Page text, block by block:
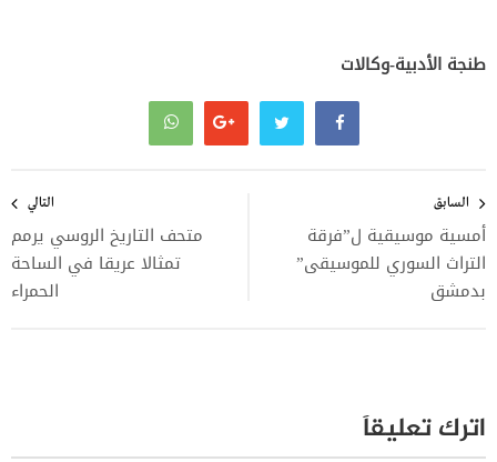
طنجة الأدبية-وكالات
المقالات
السابق
أمسية موسيقية ل”فرقة
التراث السوري للموسيقى”
بدمشق
التالي
متحف التاريخ الروسي يرمم
تمثالا عريقا في الساحة
الحمراء
اترك تعليقاً